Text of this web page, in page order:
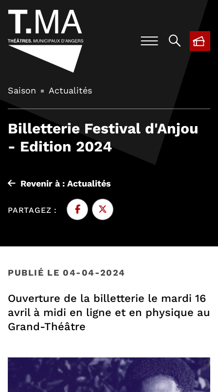
,
Saison Actualités
Billetterie Festival d'Anjou
- Edition 2024
Revenir à : Actualités
PARTAGEZ :
PUBLIÉ LE 04-04-2024
Ouverture de la billetterie le mardi 16
avril à midi en ligne et en physique au
Grand-Théâtre